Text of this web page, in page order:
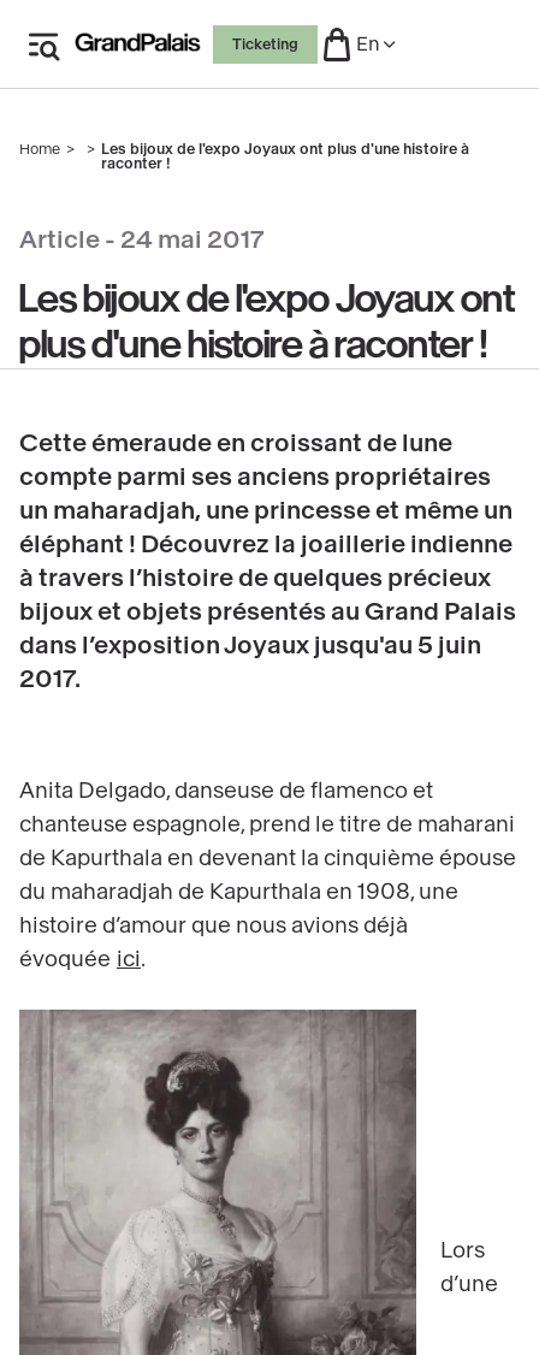
main
Ticketing En
Breadcrumb
Home
Les bijoux de l'expo Joyaux ont plus d'une histoire à
raconter !
Article - 24 mai 2017
Les bijoux de l'expo Joyaux ont
plus d'une histoire à raconter !
Cette émeraude en croissant de lune
compte parmi ses anciens propriétaires
un maharadjah, une princesse et même un
éléphant ! Découvrez la joaillerie indienne
à travers l’histoire de quelques précieux
bijoux et objets présentés au Grand Palais
dans l’exposition Joyaux jusqu'au 5 juin
2017.
Anita Delgado, danseuse de flamenco et
chanteuse espagnole, prend le titre de maharani
de Kapurthala en devenant la cinquième épouse
du maharadjah de Kapurthala en 1908, une
histoire d’amour que nous avions déjà
évoquée ici.
Lors
d’une